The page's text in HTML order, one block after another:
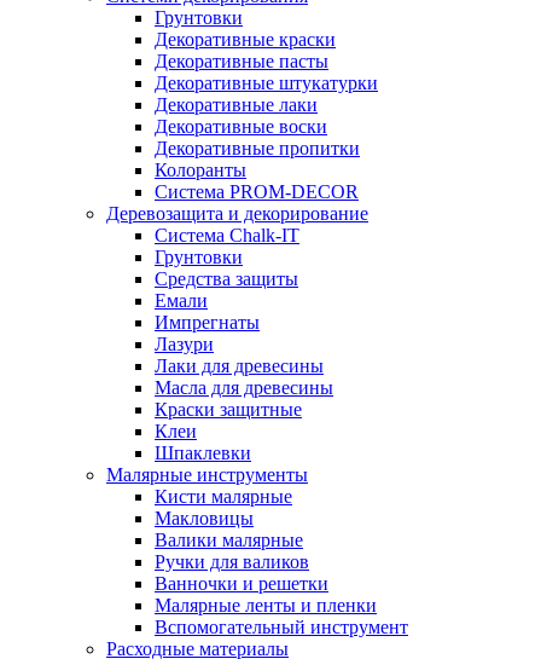
Грунтовки
Декоративные краски
Декоративные пасты
Декоративные штукатурки
Декоративные лаки
Декоративные воски
Декоративные пропитки
Колоранты
Система PROM-DECOR
Деревозащита и декорирование
Система Chalk-IT
Грунтовки
Средства защиты
Емали
Импрегнаты
Лазури
Лаки для древесины
Масла для древесины
Краски защитные
Клеи
Шпаклевки
Малярные инструменты
Кисти малярные
Макловицы
Валики малярные
Ручки для валиков
Ванночки и решетки
Малярные ленты и пленки
Вспомогательный инструмент
Расходные материалы